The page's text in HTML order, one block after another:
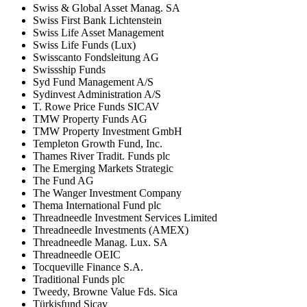
Swiss & Global Asset Manag. SA
Swiss First Bank Lichtenstein
Swiss Life Asset Management
Swiss Life Funds (Lux)
Swisscanto Fondsleitung AG
Swissship Funds
Syd Fund Management A/S
Sydinvest Administration A/S
T. Rowe Price Funds SICAV
TMW Property Funds AG
TMW Property Investment GmbH
Templeton Growth Fund, Inc.
Thames River Tradit. Funds plc
The Emerging Markets Strategic
The Fund AG
The Wanger Investment Company
Thema International Fund plc
Threadneedle Investment Services Limited
Threadneedle Investments (AMEX)
Threadneedle Manag. Lux. SA
Threadneedle OEIC
Tocqueville Finance S.A.
Traditional Funds plc
Tweedy, Browne Value Fds. Sica
Türkisfund Sicav